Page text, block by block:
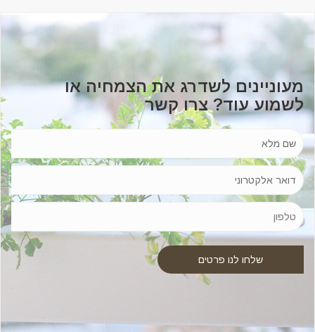
מעוניינים לשדרג את הצמחיה או
לשמוע עוד? צרו קשר